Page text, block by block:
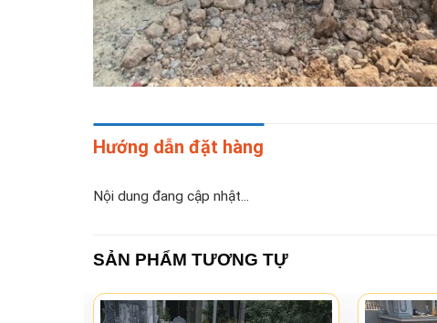
Hướng dẫn đặt hàng
Nội dung đang cập nhật...
SẢN PHẨM TƯƠNG TỰ